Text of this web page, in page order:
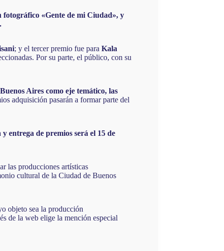
fotográfico «Gente de mi Ciudad», y
; y el tercer premio fue para Kala
Por su parte, el público, con su
Aires como eje temático, las
adquisición pasarán a formar parte del
entrega de premios será el 15 de
las producciones artísticas
cultural de la Ciudad de Buenos
objeto sea la producción
de la web elige la mención especial